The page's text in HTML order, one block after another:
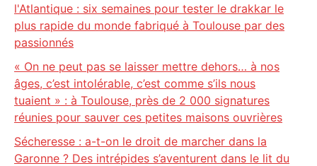
l'Atlantique : six semaines pour tester le drakkar le
plus rapide du monde fabriqué à Toulouse par des
passionnés
« On ne peut pas se laisser mettre dehors… à nos
âges, c’est intolérable, c’est comme s’ils nous
tuaient » : à Toulouse, près de 2 000 signatures
réunies pour sauver ces petites maisons ouvrières
Sécheresse : a-t-on le droit de marcher dans la
Garonne ? Des intrépides s’aventurent dans le lit du